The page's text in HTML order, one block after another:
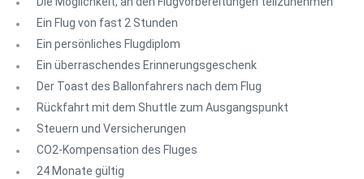
Ein Flug von fast 2 Stunden
Ein persönliches Flugdiplom
Ein überraschendes Erinnerungsgeschenk
Der Toast des Ballonfahrers nach dem Flug
Rückfahrt mit dem Shuttle zum Ausgangspunkt
Steuern und Versicherungen
CO2-Kompensation des Fluges
24 Monate gültig